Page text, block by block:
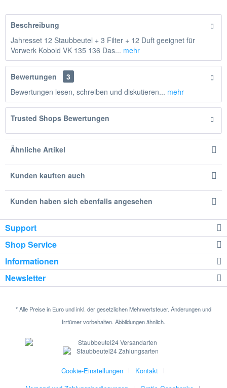
Beschreibung
Jahresset 12 Staubbeutel + 3 Filter + 12 Duft geeignet für
Vorwerk Kobold VK 135 136 Das... mehr
Bewertungen
3
Bewertungen lesen, schreiben und diskutieren... mehr
Trusted Shops Bewertungen
Ähnliche Artikel
Kunden kauften auch
Kunden haben sich ebenfalls angesehen
Support
Shop Service
Informationen
Newsletter
* Alle Preise in Euro und inkl. der gesetzlichen Mehrwertsteuer. Änderungen und
Irrtümer vorbehalten. Abbildungen ähnlich.
Cookie-Einstellungen
Kontakt